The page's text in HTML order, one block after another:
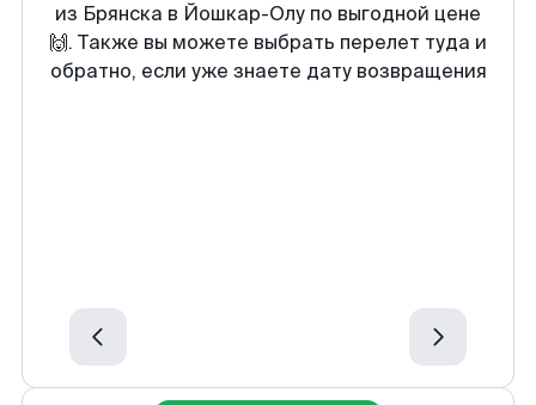
из Брянска в Йошкар-Олу по выгодной цене
🙌. Также вы можете выбрать перелет туда и
обратно, если уже знаете дату возвращения